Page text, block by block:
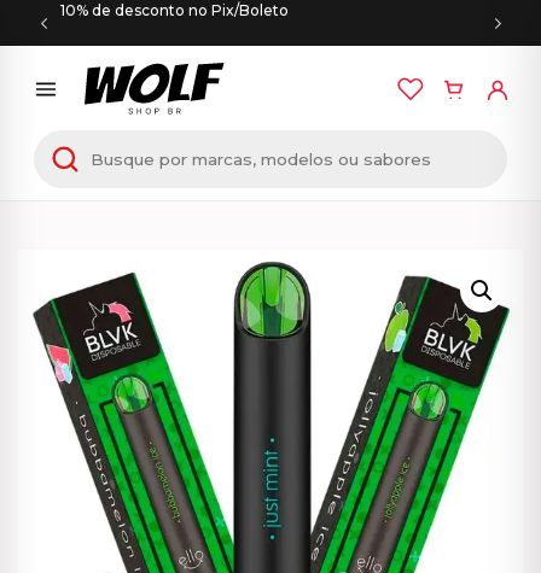
10% de desconto no Pix/Boleto
Início/PODS DESCARTÁVEIS/ BLVK Ello – Pod